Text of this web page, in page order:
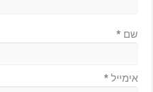
שם *
אימייל *